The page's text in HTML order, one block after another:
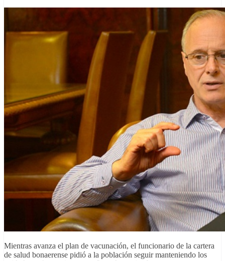
Mientras avanza el plan de vacunación, el funcionario de la cartera
de salud bonaerense pidió a la población seguir manteniendo los